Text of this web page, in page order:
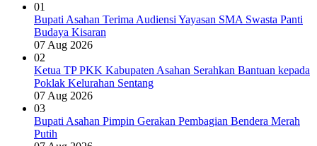
01
Bupati Asahan Terima Audiensi Yayasan SMA Swasta Panti
Budaya Kisaran
07 Aug 2026
02
Ketua TP PKK Kabupaten Asahan Serahkan Bantuan kepada
Poklak Kelurahan Sentang
07 Aug 2026
03
Bupati Asahan Pimpin Gerakan Pembagian Bendera Merah
Putih